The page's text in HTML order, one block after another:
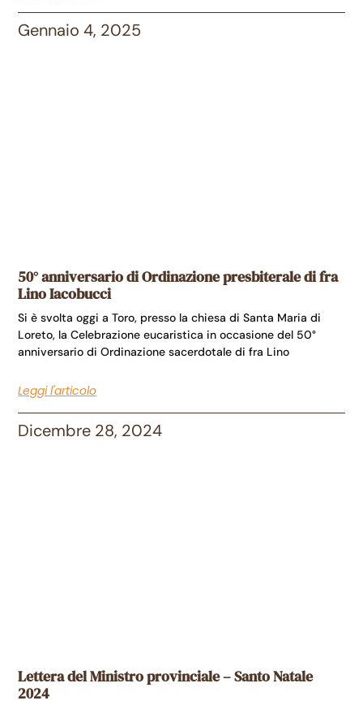
Gennaio 4, 2025
50° anniversario di Ordinazione presbiterale di fra
Lino Iacobucci
Si è svolta oggi a Toro, presso la chiesa di Santa Maria di
Loreto, la Celebrazione eucaristica in occasione del 50°
anniversario di Ordinazione sacerdotale di fra Lino
Leggi l'articolo
Dicembre 28, 2024
Lettera del Ministro provinciale – Santo Natale
2024